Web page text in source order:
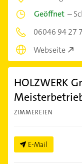
Geöffnet –
06046 94 27
Webseite
HOLZWERK
ZIMMEREIEN
E-Mail